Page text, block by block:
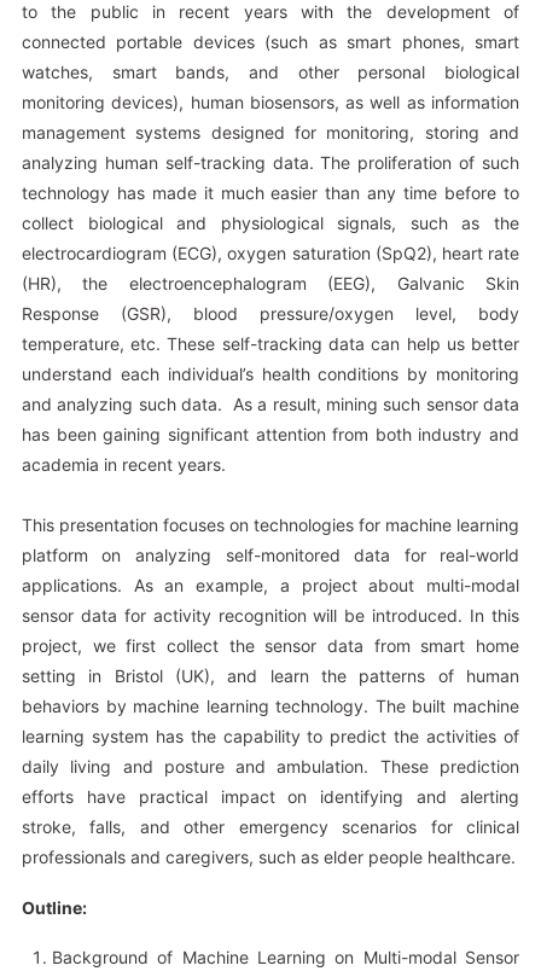
to the public in recent years with the development of
connected portable devices (such as smart phones, smart
watches, smart bands, and other personal biological
monitoring devices), human biosensors, as well as information
management systems designed for monitoring, storing and
analyzing human self-tracking data. The proliferation of such
technology has made it much easier than any time before to
collect biological and physiological signals, such as the
electrocardiogram (ECG), oxygen saturation (SpQ2), heart rate
(HR), the electroencephalogram (EEG), Galvanic Skin
Response (GSR), blood pressure/oxygen level, body
temperature, etc. These self-tracking data can help us better
understand each individual’s health conditions by monitoring
and analyzing such data. As a result, mining such sensor data
has been gaining significant attention from both industry and
academia in recent years.
This presentation focuses on technologies for machine learning
platform on analyzing self-monitored data for real-world
applications. As an example, a project about multi-modal
sensor data for activity recognition will be introduced. In this
project, we first collect the sensor data from smart home
setting in Bristol (UK), and learn the patterns of human
behaviors by machine learning technology. The built machine
learning system has the capability to predict the activities of
daily living and posture and ambulation. These prediction
efforts have practical impact on identifying and alerting
stroke, falls, and other emergency scenarios for clinical
professionals and caregivers, such as elder people healthcare.
Outline:
Background of Machine Learning on Multi-modal Sensor